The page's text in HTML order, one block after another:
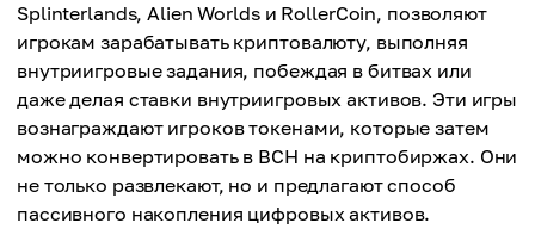
Splinterlands, Alien Worlds и RollerCoin, позволяют
игрокам зарабатывать криптовалюту, выполняя
внутриигровые задания, побеждая в битвах или
даже делая ставки внутриигровых активов. Эти игры
вознаграждают игроков токенами, которые затем
можно конвертировать в BCH на криптобиржах. Они
не только развлекают, но и предлагают способ
пассивного накопления цифровых активов.